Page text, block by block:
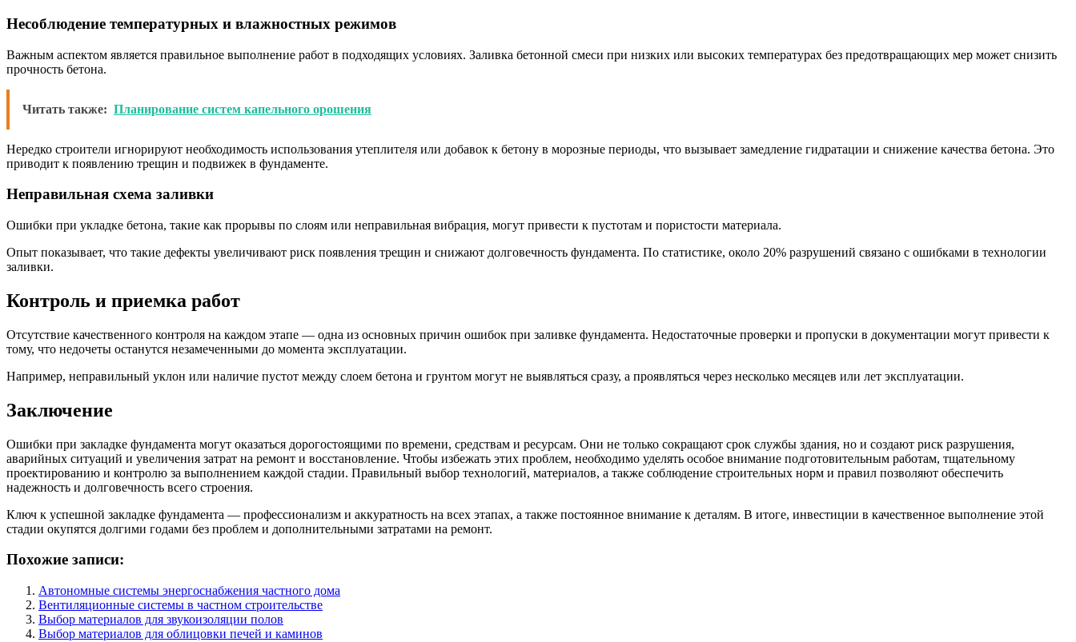
Несоблюдение температурных и влажностных режимов
Важным аспектом является правильное выполнение работ в подходящих условиях. Заливка бетонной смеси при низких или высоких температурах без предотвращающих мер может снизить
прочность бетона.
Читать также: Планирование систем капельного орошения
Нередко строители игнорируют необходимость использования утеплителя или добавок к бетону в морозные периоды, что вызывает замедление гидратации и снижение качества бетона. Это
приводит к появлению трещин и подвижек в фундаменте.
Неправильная схема заливки
Ошибки при укладке бетона, такие как прорывы по слоям или неправильная вибрация, могут привести к пустотам и пористости материала.
Опыт показывает, что такие дефекты увеличивают риск появления трещин и снижают долговечность фундамента. По статистике, около 20% разрушений связано с ошибками в технологии
заливки.
Контроль и приемка работ
Отсутствие качественного контроля на каждом этапе — одна из основных причин ошибок при заливке фундамента. Недостаточные проверки и пропуски в документации могут привести к
тому, что недочеты останутся незамеченными до момента эксплуатации.
Например, неправильный уклон или наличие пустот между слоем бетона и грунтом могут не выявляться сразу, а проявляться через несколько месяцев или лет эксплуатации.
Заключение
Ошибки при закладке фундамента могут оказаться дорогостоящими по времени, средствам и ресурсам. Они не только сокращают срок службы здания, но и создают риск разрушения,
аварийных ситуаций и увеличения затрат на ремонт и восстановление. Чтобы избежать этих проблем, необходимо уделять особое внимание подготовительным работам, тщательному
проектированию и контролю за выполнением каждой стадии. Правильный выбор технологий, материалов, а также соблюдение строительных норм и правил позволяют обеспечить
надежность и долговечность всего строения.
Ключ к успешной закладке фундамента — профессионализм и аккуратность на всех этапах, а также постоянное внимание к деталям. В итоге, инвестиции в качественное выполнение этой
стадии окупятся долгими годами без проблем и дополнительными затратами на ремонт.
Похожие записи:
Автономные системы энергоснабжения частного дома
Вентиляционные системы в частном строительстве
Выбор материалов для звукоизоляции полов
Выбор материалов для облицовки печей и каминов